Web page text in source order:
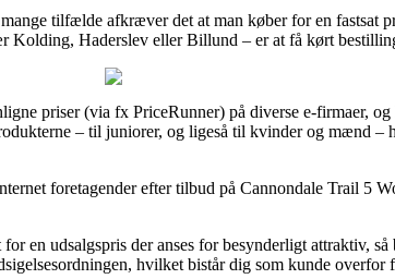
tilfælde afkræver det at man køber for en fastsat
Haderslev eller Billund – er at få kørt
priser (via fx PriceRunner) på diverse e-firmaer, og
– til juniorer, og ligeså til kvinder og mænd –
foretagender efter tilbud på Cannondale Trail 5
en udsalgspris der anses for besynderligt attraktiv,
hvilket bistår dig som kunde overfor